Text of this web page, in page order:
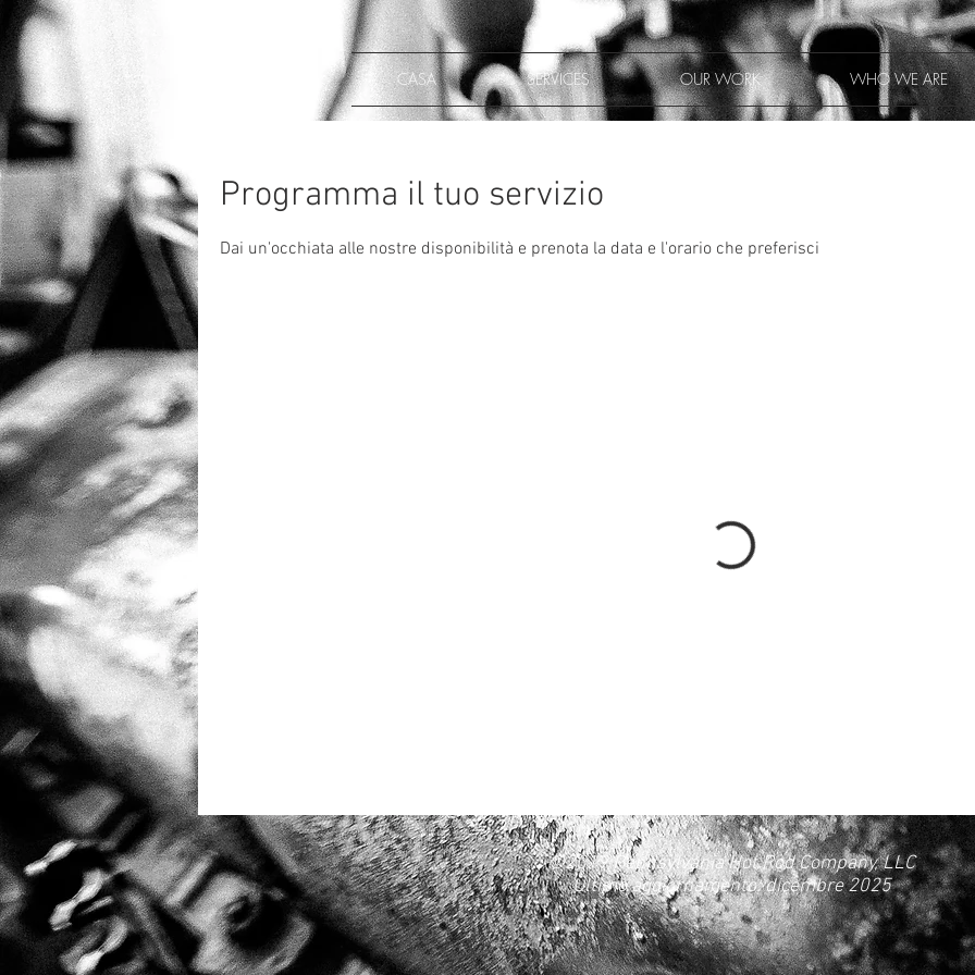
CASA SERVICES OUR WORK WHO WE ARE
Programma il tuo servizio
Dai un'occhiata alle nostre disponibilità e prenota la data e l'orario che preferisci
©2019 Pennsylvania Hot Rod Company, LLC
Ultimo aggiornamento: dicembre 2025